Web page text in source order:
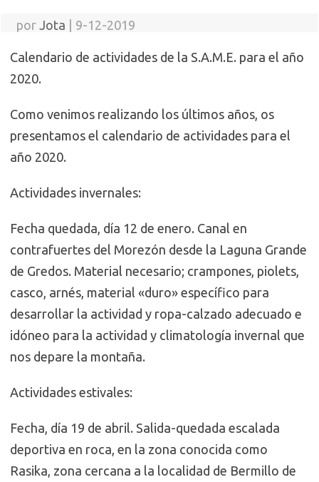
por Jota 9-12-2019
Calendario de actividades de la S.A.M.E. para el año
2020.
Como venimos realizando los últimos años, os
presentamos el calendario de actividades para el
año 2020.
Actividades invernales:
Fecha quedada, día 12 de enero. Canal en
contrafuertes del Morezón desde la Laguna Grande
de Gredos. Material necesario; crampones, piolets,
casco, arnés, material «duro» específico para
desarrollar la actividad y ropa-calzado adecuado e
idóneo para la actividad y climatología invernal que
nos depare la montaña.
Actividades estivales:
Fecha, día 19 de abril. Salida-quedada escalada
deportiva en roca, en la zona conocida como
Rasika, zona cercana a la localidad de Bermillo de